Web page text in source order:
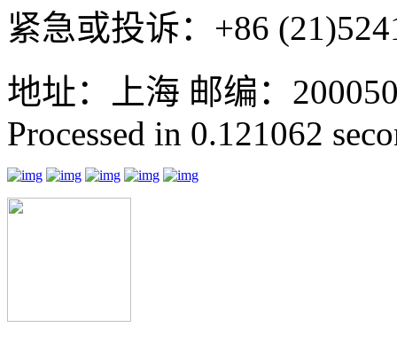
紧急或投诉：+86
地址：上海 邮编：
Processed in 0.121062